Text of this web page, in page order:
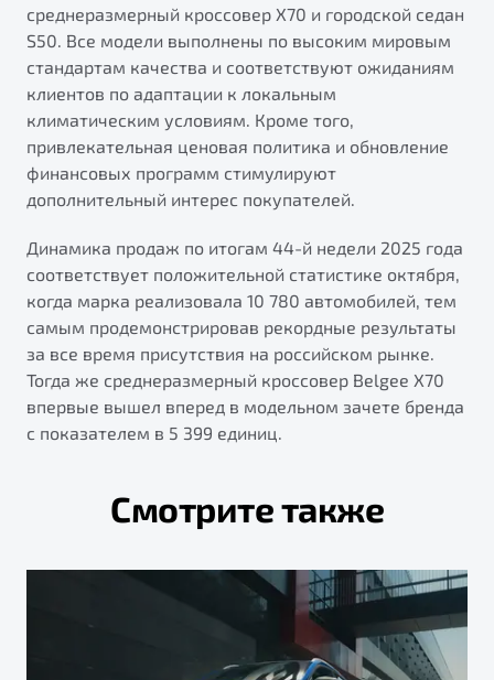
от 2 499 990 ₽*
Обзор В наличии
Запись на сервис
Калькулятор ТО
Клиентская поддержка
среднеразмерный кроссовер X70 и городской седан
S50. Все модели выполнены по высоким мировым
стандартам качества и соответствуют ожиданиям
клиентов по адаптации к локальным
климатическим условиям. Кроме того,
привлекательная ценовая политика и обновление
финансовых программ стимулируют
дополнительный интерес покупателей.
Динамика продаж по итогам 44-й недели 2025 года
соответствует положительной статистике октября,
когда марка реализовала 10 780 автомобилей, тем
самым продемонстрировав рекордные результаты
за все время присутствия на российском рынке.
Тогда же среднеразмерный кроссовер Belgee Х70
впервые вышел вперед в модельном зачете бренда
с показателем в 5 399 единиц.
Смотрите также